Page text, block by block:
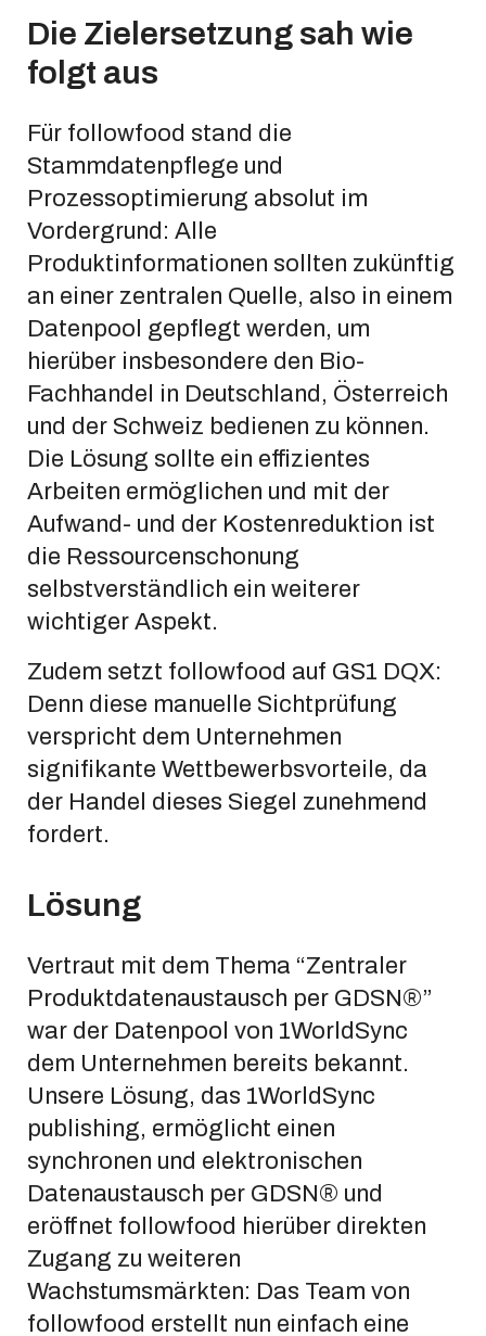
Die Zielersetzung sah wie
folgt aus
Für followfood stand die
Stammdatenpflege und
Prozessoptimierung absolut im
Vordergrund: Alle
Produktinformationen sollten zukünftig
an einer zentralen Quelle, also in einem
Datenpool gepflegt werden, um
hierüber insbesondere den Bio-
Fachhandel in Deutschland, Österreich
und der Schweiz bedienen zu können.
Die Lösung sollte ein effizientes
Arbeiten ermöglichen und mit der
Aufwand- und der Kostenreduktion ist
die Ressourcenschonung
selbstverständlich ein weiterer
wichtiger Aspekt.
Zudem setzt followfood auf GS1 DQX:
Denn diese manuelle Sichtprüfung
verspricht dem Unternehmen
signifikante Wettbewerbsvorteile, da
der Handel dieses Siegel zunehmend
fordert.
Lösung
Vertraut mit dem Thema “Zentraler
Produktdatenaustausch per GDSN®”
war der Datenpool von 1WorldSync
dem Unternehmen bereits bekannt.
Unsere Lösung, das 1WorldSync
publishing, ermöglicht einen
synchronen und elektronischen
Datenaustausch per GDSN® und
eröffnet followfood hierüber direkten
Zugang zu weiteren
Wachstumsmärkten: Das Team von
followfood erstellt nun einfach eine